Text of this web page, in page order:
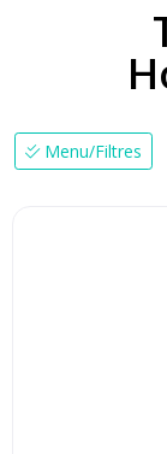
Menu/Filtres